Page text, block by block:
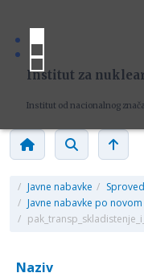
Institut za
Institut od nacionalnog
/ Javne nabavke /
/ Javne nabavke po
/
Naziv